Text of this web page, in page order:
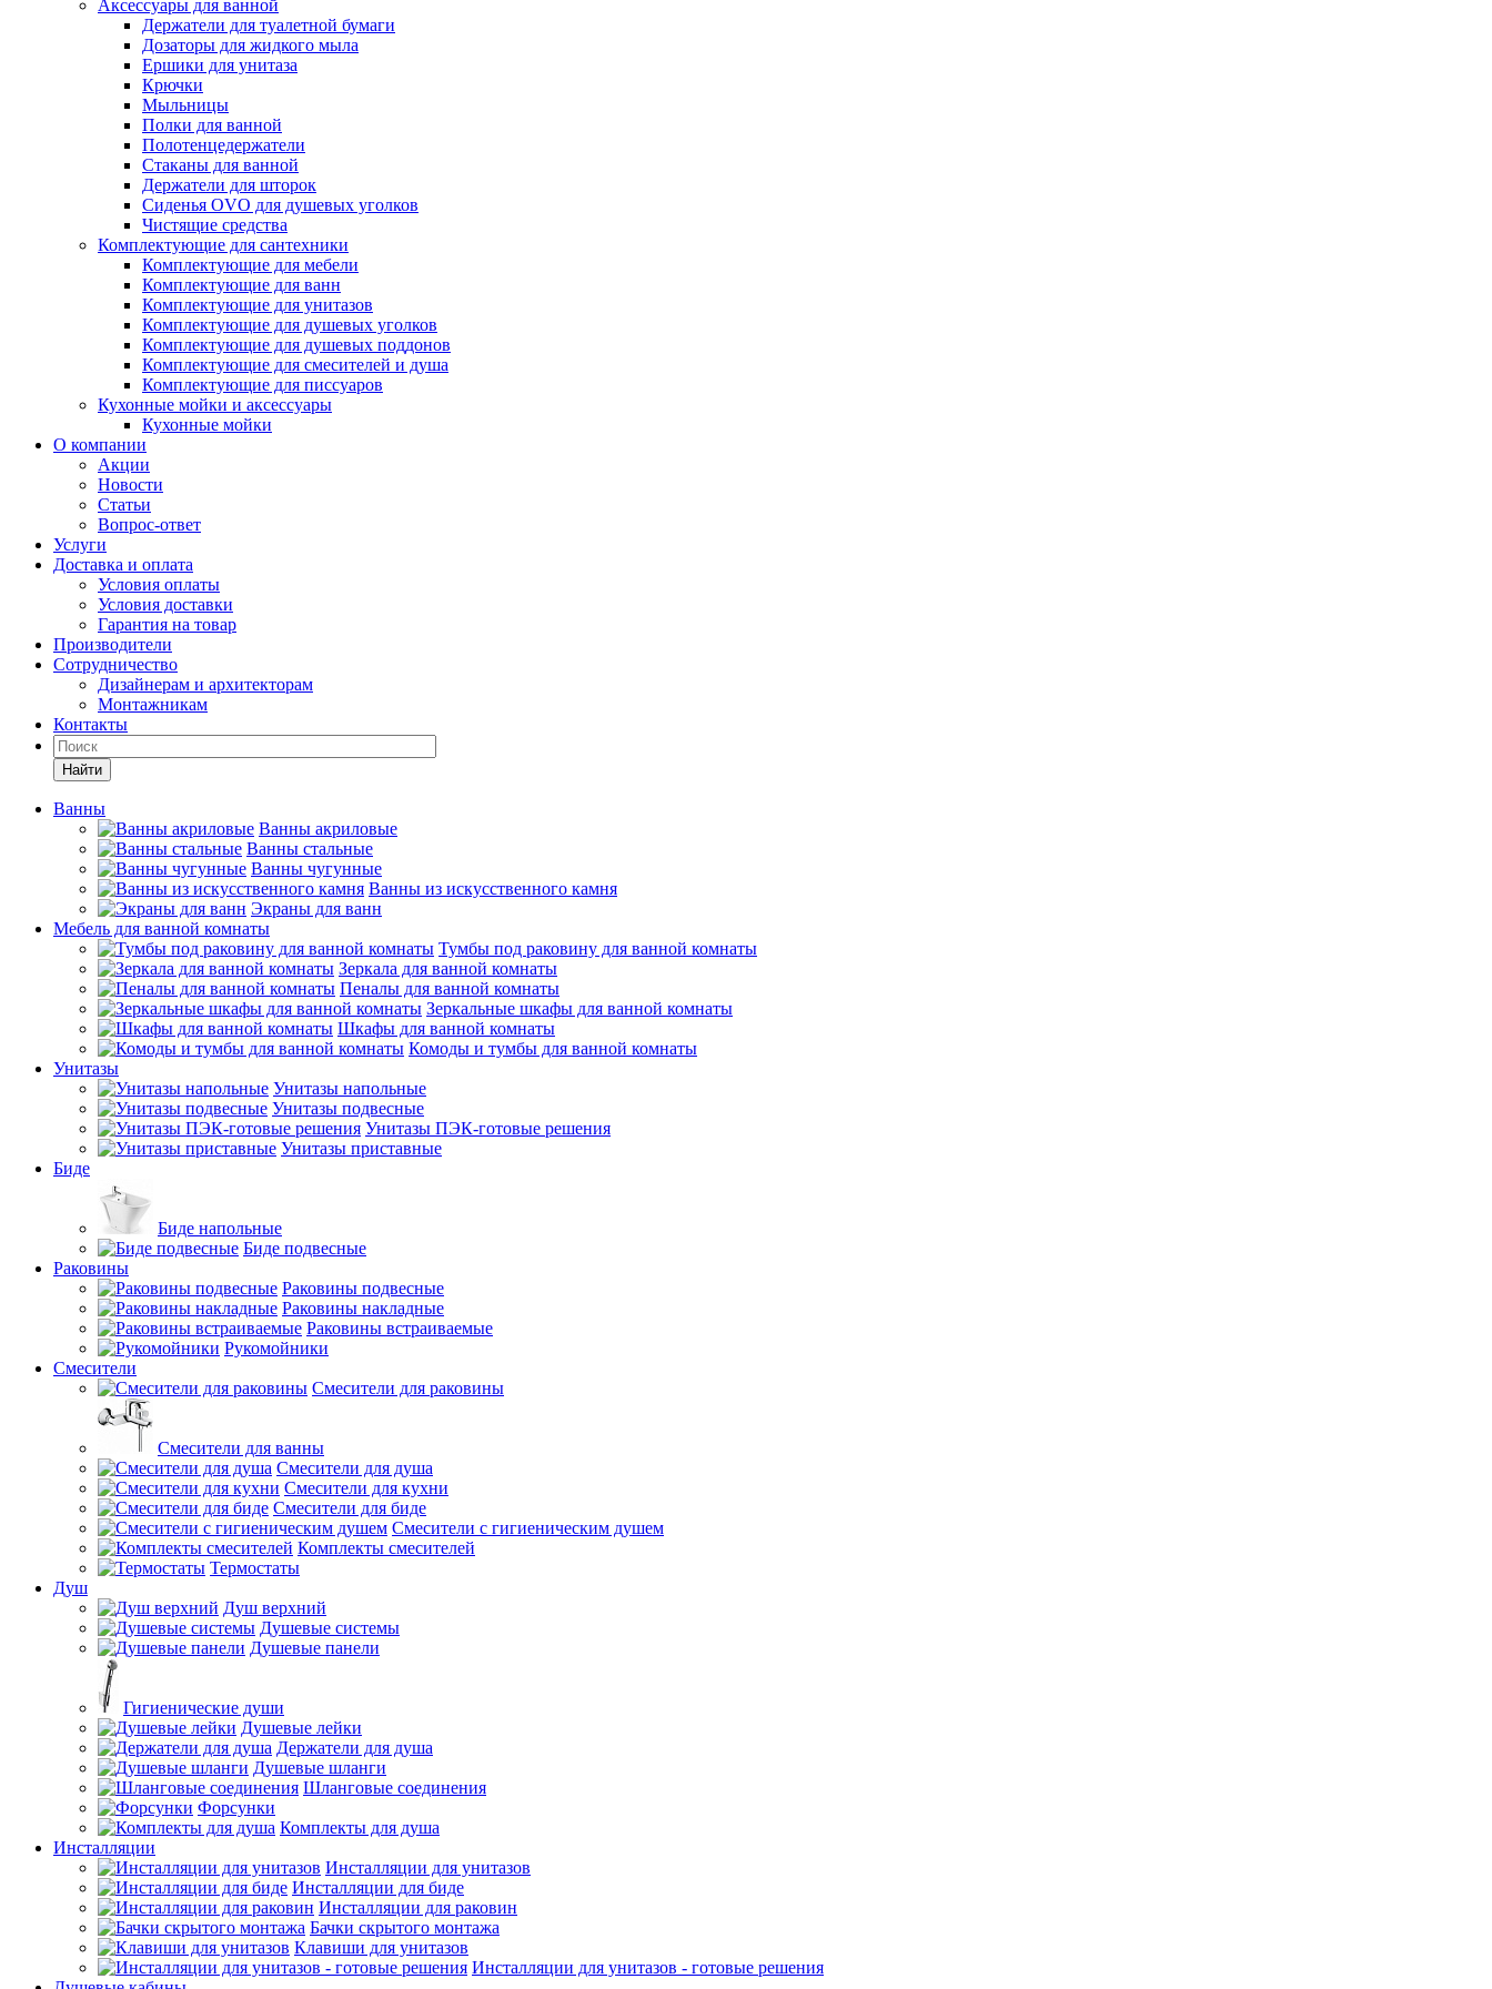
Аксессуары для ванной
Держатели для туалетной бумаги
Дозаторы для жидкого мыла
Ершики для унитаза
Крючки
Мыльницы
Полки для ванной
Полотенцедержатели
Стаканы для ванной
Держатели для шторок
Сиденья OVO для душевых уголков
Чистящие средства
Комплектующие для сантехники
Комплектующие для мебели
Комплектующие для ванн
Комплектующие для унитазов
Комплектующие для душевых уголков
Комплектующие для душевых поддонов
Комплектующие для смесителей и душа
Комплектующие для писсуаров
Кухонные мойки и аксессуары
Кухонные мойки
О компании
Акции
Новости
Статьи
Вопрос-ответ
Услуги
Доставка и оплата
Условия оплаты
Условия доставки
Гарантия на товар
Производители
Сотрудничество
Дизайнерам и архитекторам
Монтажникам
Контакты
Найти
Ванны
Ванны акриловые
Ванны стальные
Ванны чугунные
Ванны из искусственного камня
Экраны для ванн
Мебель для ванной комнаты
Тумбы под раковину для ванной комнаты
Зеркала для ванной комнаты
Пеналы для ванной комнаты
Зеркальные шкафы для ванной комнаты
Шкафы для ванной комнаты
Комоды и тумбы для ванной комнаты
Унитазы
Унитазы напольные
Унитазы подвесные
Унитазы ПЭК-готовые решения
Унитазы приставные
Биде
Биде напольные
Биде подвесные
Раковины
Раковины подвесные
Раковины накладные
Раковины встраиваемые
Рукомойники
Смесители
Смесители для раковины
Смесители для ванны
Смесители для душа
Смесители для кухни
Смесители для биде
Смесители с гигиеническим душем
Комплекты смесителей
Термостаты
Душ
Душ верхний
Душевые системы
Душевые панели
Гигиенические души
Душевые лейки
Держатели для душа
Душевые шланги
Шланговые соединения
Форсунки
Комплекты для душа
Инсталляции
Инсталляции для унитазов
Инсталляции для биде
Инсталляции для раковин
Бачки скрытого монтажа
Клавиши для унитазов
Инсталляции для унитазов - готовые решения